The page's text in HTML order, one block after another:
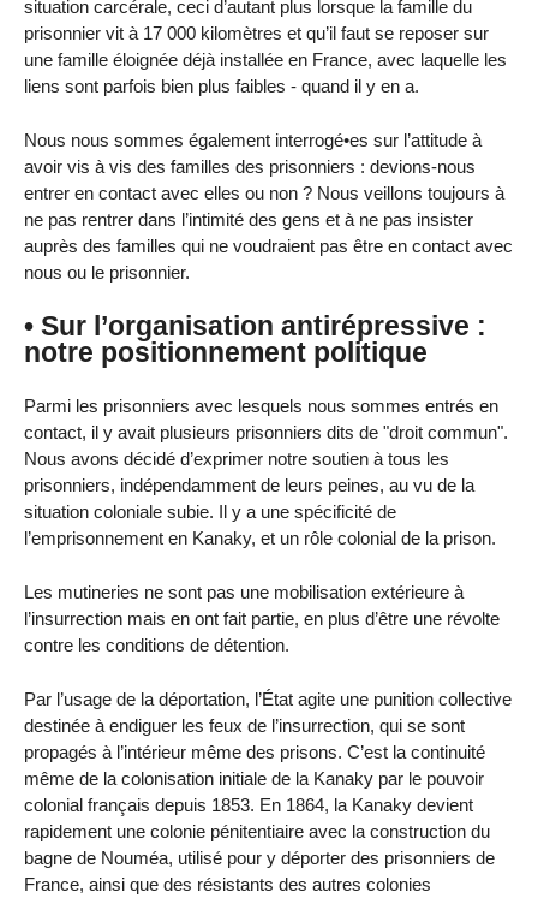
situation carcérale, ceci d’autant plus lorsque la famille du
prisonnier vit à 17 000 kilomètres et qu’il faut se reposer sur
une famille éloignée déjà installée en France, avec laquelle les
liens sont parfois bien plus faibles - quand il y en a.
Nous nous sommes également interrogé•es sur l’attitude à
avoir vis à vis des familles des prisonniers : devions-nous
entrer en contact avec elles ou non ? Nous veillons toujours à
ne pas rentrer dans l’intimité des gens et à ne pas insister
auprès des familles qui ne voudraient pas être en contact avec
nous ou le prisonnier.
• Sur l’organisation antirépressive :
notre positionnement politique
Parmi les prisonniers avec lesquels nous sommes entrés en
contact, il y avait plusieurs prisonniers dits de "droit commun".
Nous avons décidé d’exprimer notre soutien à tous les
prisonniers, indépendamment de leurs peines, au vu de la
situation coloniale subie. Il y a une spécificité de
l’emprisonnement en Kanaky, et un rôle colonial de la prison.
Les mutineries ne sont pas une mobilisation extérieure à
l’insurrection mais en ont fait partie, en plus d’être une révolte
contre les conditions de détention.
Par l’usage de la déportation, l’État agite une punition collective
destinée à endiguer les feux de l’insurrection, qui se sont
propagés à l’intérieur même des prisons. C’est la continuité
même de la colonisation initiale de la Kanaky par le pouvoir
colonial français depuis 1853. En 1864, la Kanaky devient
rapidement une colonie pénitentiaire avec la construction du
bagne de Nouméa, utilisé pour y déporter des prisonniers de
France, ainsi que des résistants des autres colonies